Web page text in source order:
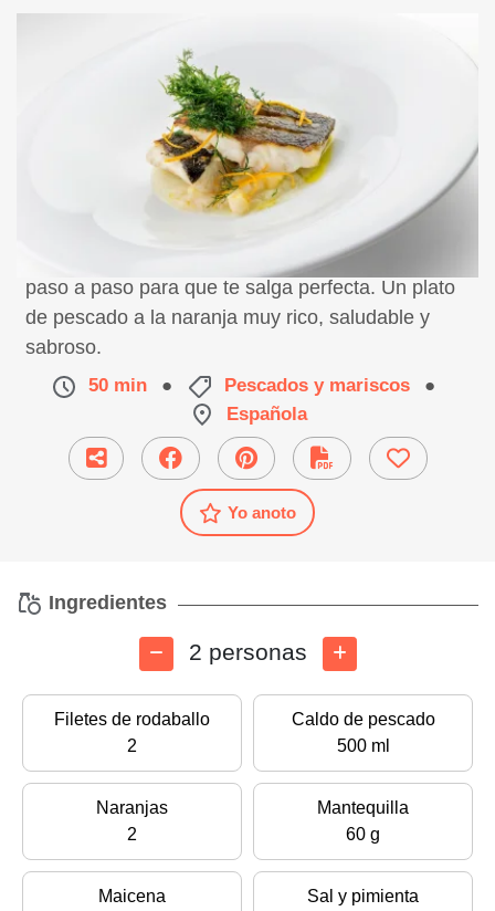
Receta de rodaballo a la naranja, preparación
paso a paso para que te salga perfecta. Un plato
de pescado a la naranja muy rico, saludable y
sabroso.
50 min ● Pescados y mariscos
●
Española
Yo anoto
Ingredientes
2 personas
Filetes de rodaballo
2
Caldo de pescado
500 ml
Naranjas
2
Mantequilla
60 g
Maicena
Sal y pimienta